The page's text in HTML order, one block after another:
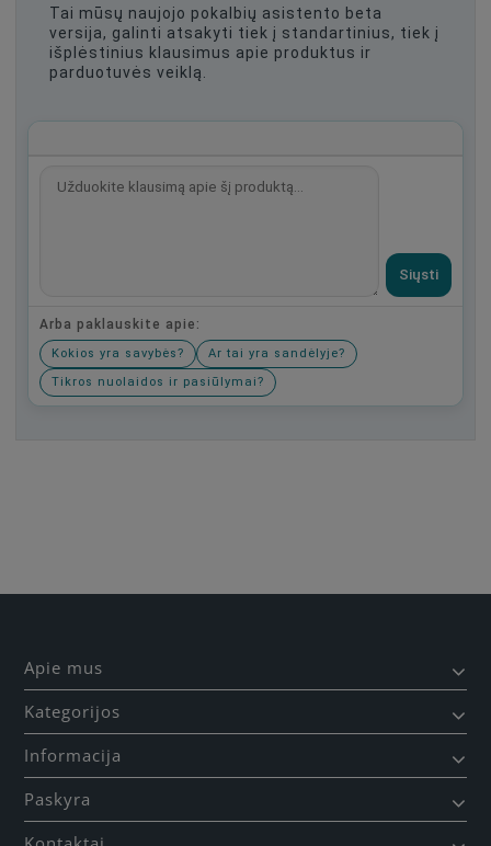
Tai mūsų naujojo pokalbių asistento beta
versija, galinti atsakyti tiek į standartinius, tiek į
išplėstinius klausimus apie produktus ir
parduotuvės veiklą.
Siųsti
Arba paklauskite apie:
Kokios yra savybės?
Ar tai yra sandėlyje?
Tikros nuolaidos ir pasiūlymai?
Apie mus
Kategorijos
Informacija
Paskyra